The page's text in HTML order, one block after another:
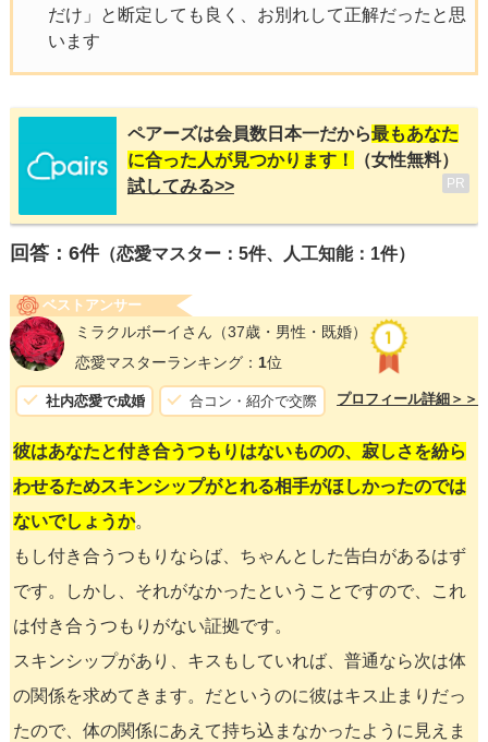
だけ」と断定しても良く、お別れして正解だったと思
います
ペアーズは会員数日本一だから最もあなた
に合った人が見つかります！
（女性無料）
試してみる>>
PR
回答： 6件（恋愛マスター：5件、人工知能：1件）
ベストアンサー
ミラクルボーイさん （37歳・男性・既婚）
恋愛マスターランキング： 1位
社内恋愛で成婚 合コン・紹介で交際 プロフィール詳細＞＞
彼はあなたと付き合うつもりはないものの、寂しさを紛ら
わせるためスキンシップがとれる相手がほしかったのでは
ないでしょうか。
もし付き合うつもりならば、ちゃんとした告白があるはず
です。しかし、それがなかったということですので、これ
は付き合うつもりがない証拠です。
スキンシップがあり、キスもしていれば、普通なら次は体
の関係を求めてきます。だというのに彼はキス止まりだっ
たので、体の関係にあえて持ち込まなかったように見えま